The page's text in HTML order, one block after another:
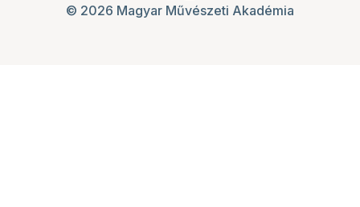
© 2026 Magyar Művészeti Akadémia